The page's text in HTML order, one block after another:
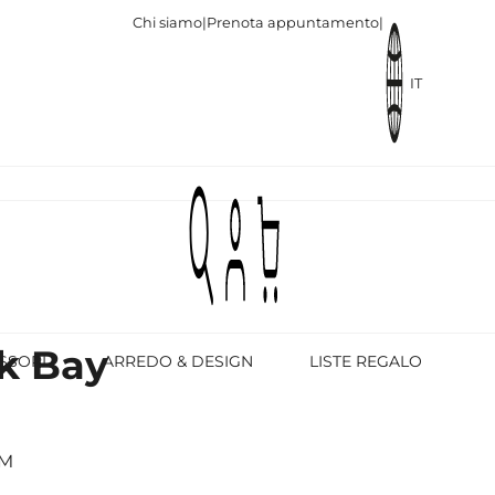
Chi siamo|Prenota appuntamento|
IT
ARREDO & DESIGN LISTE REGALO
Bay